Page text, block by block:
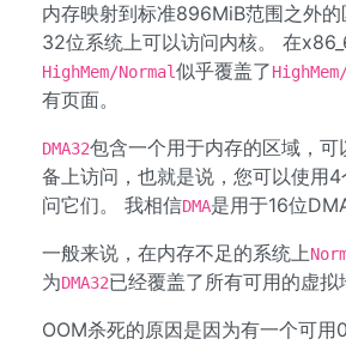
内存映射到标准896MiB范围之外
32位系统上可以访问内核。 在
HighMem/Normal似乎覆盖了
有页面。
DMA32包含一个用于内存的区域，
备上访问，也就是说，您可以使用
问它们。 我相信DMA是用于16位
一般来说，在内存不足的系统上
为DMA32已经覆盖了所有可用的虚拟
OOM杀死的原因是因为有一个可用